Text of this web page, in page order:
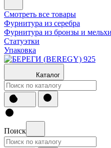
Смотреть все товары
Фурнитура из серебра
Фурнитура из бронзы и
Статуэтки
Упаковка
Каталог
Поиск